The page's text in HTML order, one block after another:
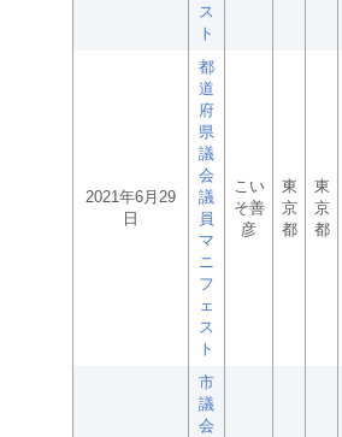
ス
ト
2021年6月29
日
都
道
府
県
議
会
議
員
マ
ニ
フ
ェ
ス
ト
こい
そ善
彦
東
京
都
東
京
都
市
議
会